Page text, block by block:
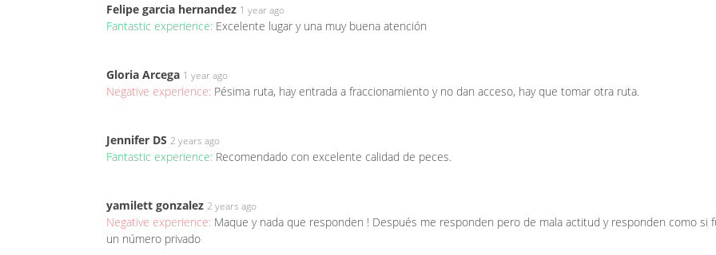
Felipe garcia hernandez 1 year ago
Fantastic experience: Excelente lugar y una muy buena atención
Gloria Arcega 1 year ago
Negative experience: Pésima ruta, hay entrada a fraccionamiento y no dan acceso, hay que tomar otra ruta.
Jennifer DS 2 years ago
Fantastic experience: Recomendado con excelente calidad de peces.
yamilett gonzalez 2 years ago
Negative experience: Maque y nada que responden ! Después me responden pero de mala actitud y responden como si
un número privado